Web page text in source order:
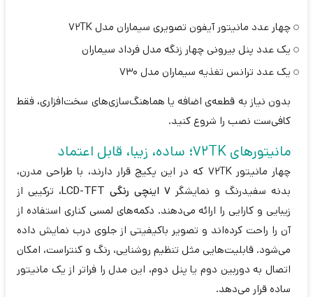
چهار عدد مانیتور آیفون تصویری سیماران مدل 72TK
یک عدد پنل بیرونی چهار زنگه مدل فرداد سیماران
یک عدد ترانس تغذیه سیماران مدل 730
بدون نیاز به قطعه‌ی اضافه یا هماهنگ‌سازی‌های سخت‌افزاری، فقط
کافی‌ست نصب را شروع کنید.
مانیتورهای 72TK؛ ساده، زیبا، قابل اعتماد
چهار مانیتور 72TK که در این پکیج قرار دارند، با طراحی مدرن،
بدنه سفیدرنگ و نمایشگر 7 اینچی رنگی LCD-TFT
، ترکیبی از
زیبایی و کارایی را ارائه می‌دهند. دکمه‌های لمسی کناری استفاده از
آن را راحت کرده‌اند و تصویر باکیفیتی از جلوی درب نمایش داده
می‌شود. قابلیت‌هایی مثل تنظیم روشنایی، رنگ و کنتراست، امکان
اتصال به دوربین دوم یا پنل دوم، این مدل را فراتر از یک مانیتور
ساده قرار می‌دهد.